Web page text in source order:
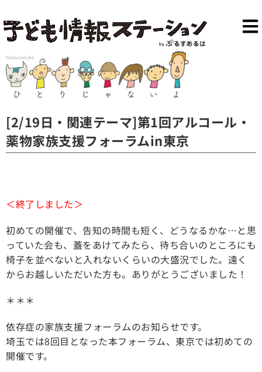
[2/19日・関連テーマ]第1回アルコール・
薬物家族支援フォーラムin東京
＜終了しました＞
初めての開催で、告知の時間も短く、どうなるかな…と思
っていた会も、蓋をあけてみたら、待ち合いのところにも
椅子を並べないと入れないくらいの大盛況でした。遠く
からお越しいただいた方も。ありがとうございました！
＊＊＊
依存症の家族支援フォーラムのお知らせです。
埼玉では8回目となった本フォーラム、東京では初めての
開催です。